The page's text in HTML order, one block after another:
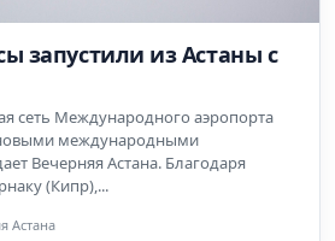
запустили из Астаны с
сеть Международного аэропорта
международными
Вечерняя Астана. Благодаря
(Кипр),...
Астана